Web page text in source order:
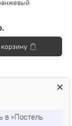
в «Постель